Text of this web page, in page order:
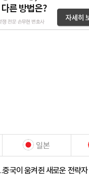
일본
국이 움켜쥔 새로운 전략자